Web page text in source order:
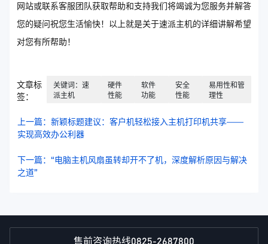
网站或联系客服团队获取帮助和支持我们将竭诚为您服务并解答
您的疑问祝您生活愉快！以上就是关于速派主机的详细讲解希望
对您有所帮助！
文章标
签：
关键词：速
派主机
硬件
性能
软件
功能
安全
性能
易用性和管
理性
上一篇：新颖标题建议：客户机轻松接入主机打印机共享——
实现高效办公利器
下一篇：“电脑主机风扇虽转却开不了机，深度解析原因与解决
之道”
售前咨询热线0825-2687800